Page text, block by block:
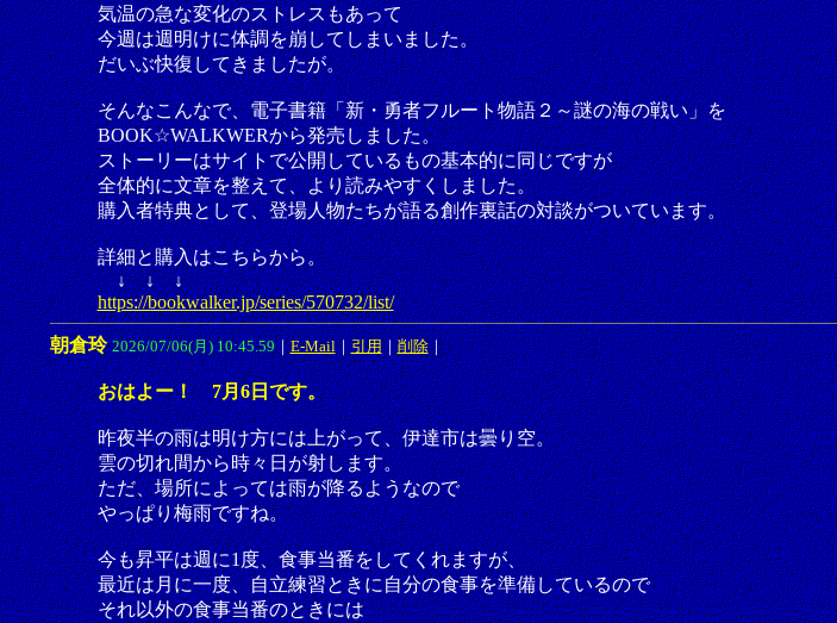
気温の急な変化のストレスもあって
今週は週明けに体調を崩してしまいました。
だいぶ快復してきましたが。
そんなこんなで、電子書籍「新・勇者フルート物語２～謎の海の戦い」を
BOOK☆WALKWERから発売しました。
ストーリーはサイトで公開しているもの基本的に同じですが
全体的に文章を整えて、より読みやすくしました。
購入者特典として、登場人物たちが語る創作裏話の対談がついています。
詳細と購入はこちらから。
↓ ↓ ↓
https://bookwalker.jp/series/570732/list/
朝倉玲 2026/07/06(月) 10:45.59｜E-Mail｜引用｜削除｜
おはよー！ 7月6日です。
昨夜半の雨は明け方には上がって、伊達市は曇り空。
雲の切れ間から時々日が射します。
ただ、場所によっては雨が降るようなので
やっぱり梅雨ですね。
今も昇平は週に1度、食事当番をしてくれますが、
最近は月に一度、自立練習ときに自分の食事を準備しているので
それ以外の食事当番のときには